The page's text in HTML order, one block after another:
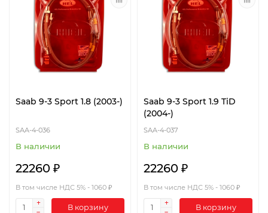
Saab 9-3 Sport 1.8 (2003-)
SAA-4-036
В наличии
22260 ₽
В том числе НДС 5% - 1060 ₽
В корзину
Saab 9-3 Sport 1.9 TiD
(2004-)
SAA-4-037
В наличии
22260 ₽
В том числе НДС 5% - 1060 ₽
В корзину